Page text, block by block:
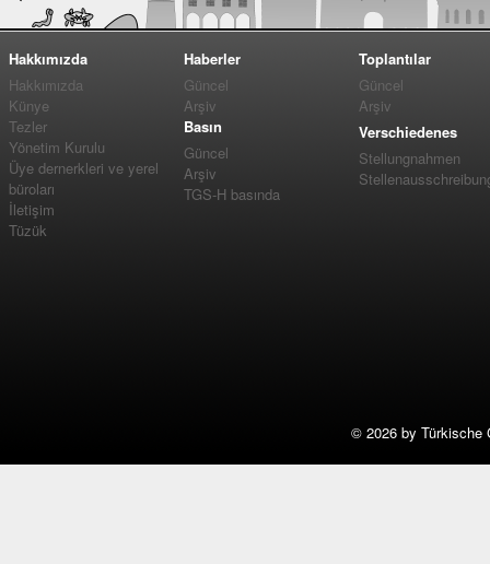
Hakkımızda
Hakkımızda
Künye
Tezler
Yönetim Kurulu
Üye dernerkleri ve yerel
büroları
İletişim
Tüzük
Haberler
Güncel
Arşiv
Basın
Güncel
Arşiv
TGS-H basında
Toplantılar
Güncel
Arşiv
Verschiedenes
Stellungnahmen
© 2026 by Türkische